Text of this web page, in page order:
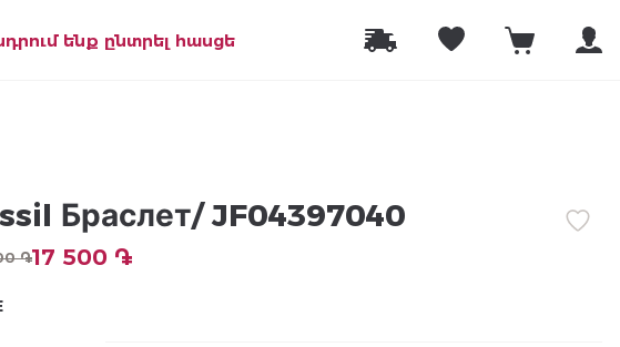
ենք ընտրել հասցե
Браслет/ JF04397040
֏17 500 ֏